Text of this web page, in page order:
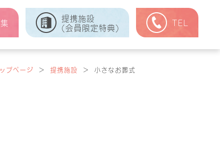
提携施設
(会員限定特典)
TEL
プページ ＞ 提携施設 ＞ 小さなお葬式